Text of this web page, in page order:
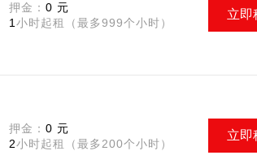
押金： 0 元
1 小时起租（最多999个小时）
立即
押金： 0 元
2小时起租（最多200个小时）
立即